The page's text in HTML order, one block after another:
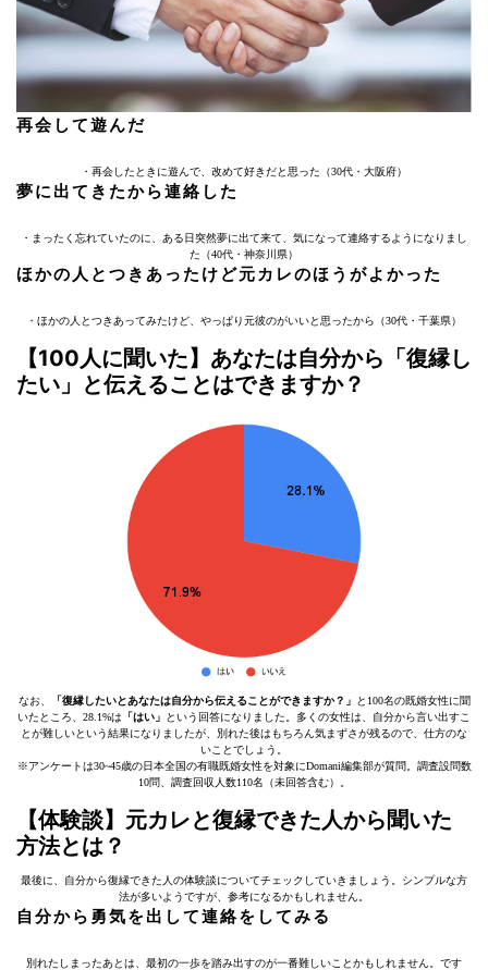
再会して遊んだ
・再会したときに遊んで、改めて好きだと思った（30代・大阪府）
夢に出てきたから連絡した
・まったく忘れていたのに、ある日突然夢に出て来て、気になって連絡するようになりまし
た（40代・神奈川県）
ほかの人とつきあったけど元カレのほうがよかった
・ほかの人とつきあってみたけど、やっぱり元彼のがいいと思ったから（30代・千葉県）
【100人に聞いた】あなたは自分から「復縁し
たい」と伝えることはできますか？
なお、 「復縁したいとあなたは自分から伝えることができますか？」 と100名の既婚女性に聞
いたところ、28.1%は 「はい」 という回答になりました。多くの女性は、自分から言い出すこ
とが難しいという結果になりましたが、別れた後はもちろん気まずさが残るので、仕方のな
いことでしょう。
※アンケートは30~45歳の日本全国の有職既婚女性を対象にDomani編集部が質問。調査設問数
10問、調査回収人数110名（未回答含む）。
【体験談】元カレと復縁できた人から聞いた
方法とは？
最後に、自分から復縁できた人の体験談についてチェックしていきましょう。シンプルな方
法が多いようですが、参考になるかもしれません。
自分から勇気を出して連絡をしてみる
別れたしまったあとは、最初の一歩を踏み出すのが一番難しいことかもしれません。です